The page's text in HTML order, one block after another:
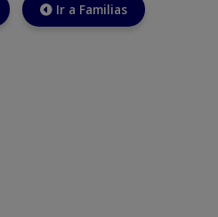
Ir a Familias